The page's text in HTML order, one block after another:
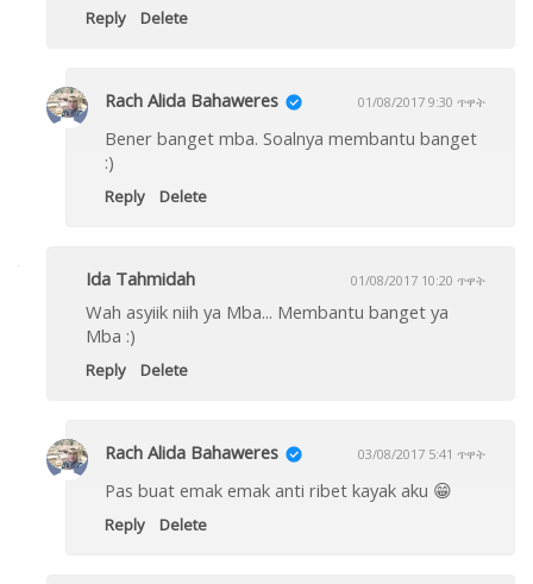
Reply Delete
Rach Alida Bahaweres 01/08/2017 9:30 ጥዋት
Bener banget mba. Soalnya membantu banget
:)
Reply Delete
Ida Tahmidah 01/08/2017 10:20 ጥዋት
Wah asyiik niih ya Mba... Membantu banget ya
Mba :)
Reply Delete
Rach Alida Bahaweres 03/08/2017 5:41 ጥዋት
Pas buat emak emak anti ribet kayak aku 😁
Reply Delete